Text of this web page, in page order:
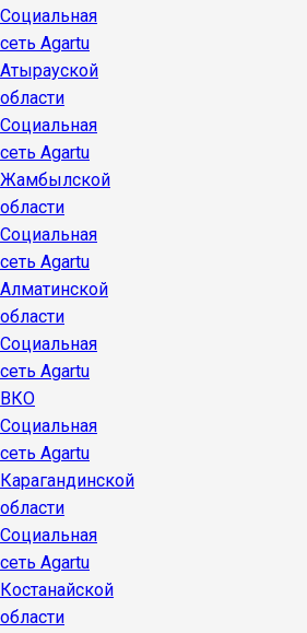
Социальная
сеть Agartu
Атырауской
области
Социальная
сеть Agartu
Жамбылской
области
Социальная
сеть Agartu
Алматинской
области
Социальная
сеть Agartu
ВКО
Социальная
сеть Agartu
Карагандинской
области
Социальная
сеть Agartu
Костанайской
области